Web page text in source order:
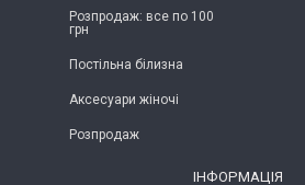
Розпродаж: все по 100
грн
Постільна білизна
Аксесуари жіночі
Розпродаж
ІНФОРМАЦІЯ